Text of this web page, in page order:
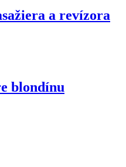
a revízora
blondínu